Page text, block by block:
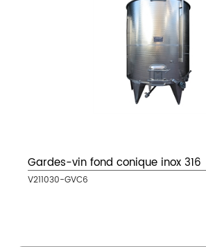
Gardes-vin fond conique inox 316
V211030-GVC6